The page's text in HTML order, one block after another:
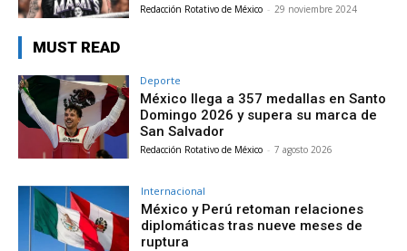
Redacción Rotativo de México - 29 noviembre 2024
MUST READ
Deporte
México llega a 357 medallas en Santo
Domingo 2026 y supera su marca de
San Salvador
Redacción Rotativo de México - 7 agosto 2026
Internacional
México y Perú retoman relaciones
diplomáticas tras nueve meses de
ruptura